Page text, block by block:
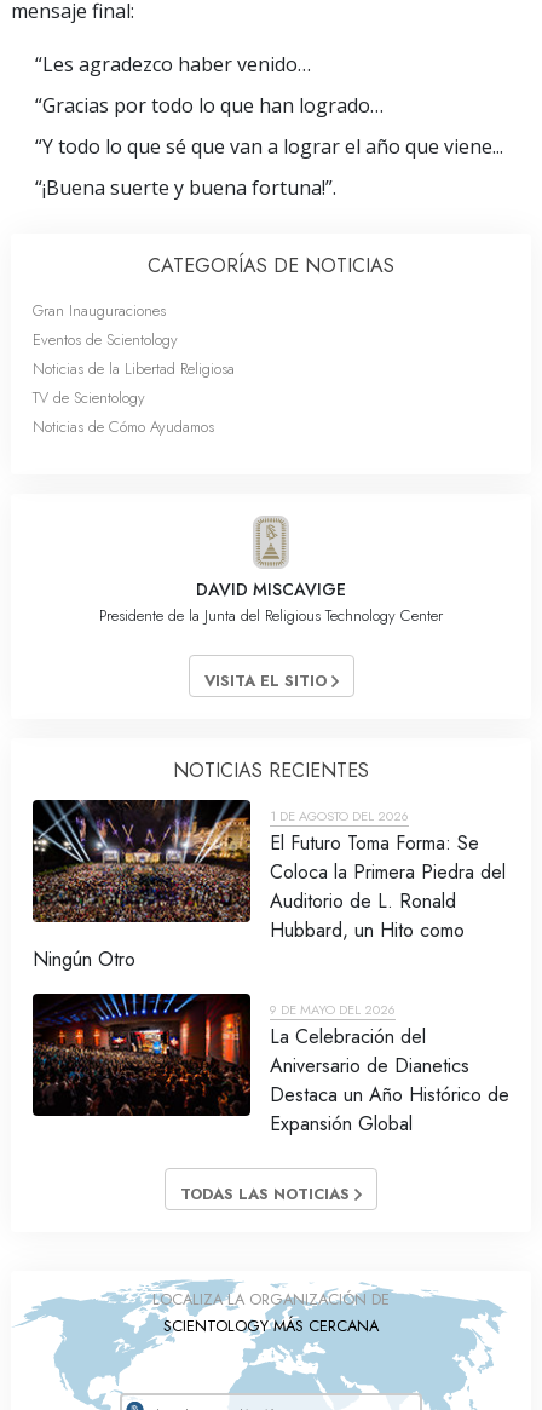
mensaje final:
“Les agradezco haber venido…
“Gracias por todo lo que han logrado…
“Y todo lo que sé que van a lograr el año que viene...
“¡Buena suerte y buena fortuna!”.
CATEGORÍAS DE NOTICIAS
Gran Inauguraciones
Eventos de Scientology
Noticias de la Libertad Religiosa
TV de Scientology
Noticias de Cómo Ayudamos
DAVID MISCAVIGE
Presidente de la Junta del Religious Technology Center
VISITA EL SITIO
NOTICIAS RECIENTES
1 DE AGOSTO DEL 2026
El Futuro Toma Forma: Se
Coloca la Primera Piedra del
Auditorio de L. Ronald
Hubbard, un Hito como
Ningún Otro
9 DE MAYO DEL 2026
La Celebración del
Aniversario de Dianetics
Destaca un Año Histórico de
Expansión Global
TODAS LAS NOTICIAS
LOCALIZA LA ORGANIZACIÓN DE
SCIENTOLOGY MÁS CERCANA